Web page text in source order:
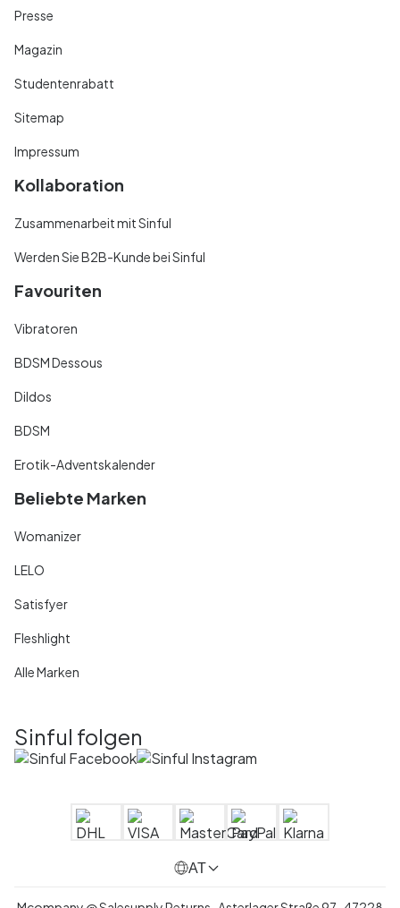
Presse
Magazin
Studentenrabatt
Sitemap
Impressum
Kollaboration
Zusammenarbeit mit Sinful
Werden Sie B2B-Kunde bei Sinful
Favouriten
Vibratoren
BDSM Dessous
Dildos
BDSM
Erotik-Adventskalender
Beliebte Marken
Womanizer
LELO
Satisfyer
Fleshlight
Alle Marken
Sinful folgen
AT